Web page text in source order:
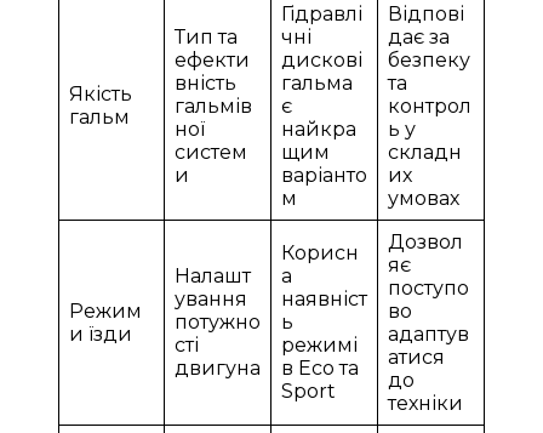
Якість
гальм
Тип та
ефекти
вність
гальмів
ної
систем
и
Гідравлі
чні
дискові
гальма
є
найкра
щим
варіанто
м
Відпові
дає за
безпеку
та
контрол
ь у
складн
их
умовах
Режим
и їзди
Налашт
ування
потужно
сті
двигуна
Корисн
а
наявніст
ь
режимі
в Eco та
Sport
Дозвол
яє
поступо
во
адаптув
атися
до
техніки